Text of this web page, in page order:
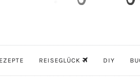
REISEGLÜCK DIY